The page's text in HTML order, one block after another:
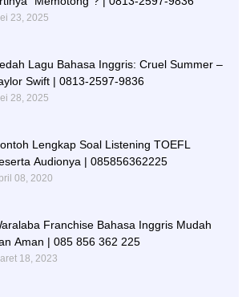
23, 2025
Lagu Bahasa Inggris: Cruel Summer –
Swift | 0813-2597-9836
28, 2025
Lengkap Soal Listening TOEFL
Audionya | 085856362225
08, 2020
Franchise Bahasa Inggris Mudah
Aman | 085 856 362 225
18, 2023